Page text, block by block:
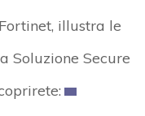
illustra le
Soluzione Secure